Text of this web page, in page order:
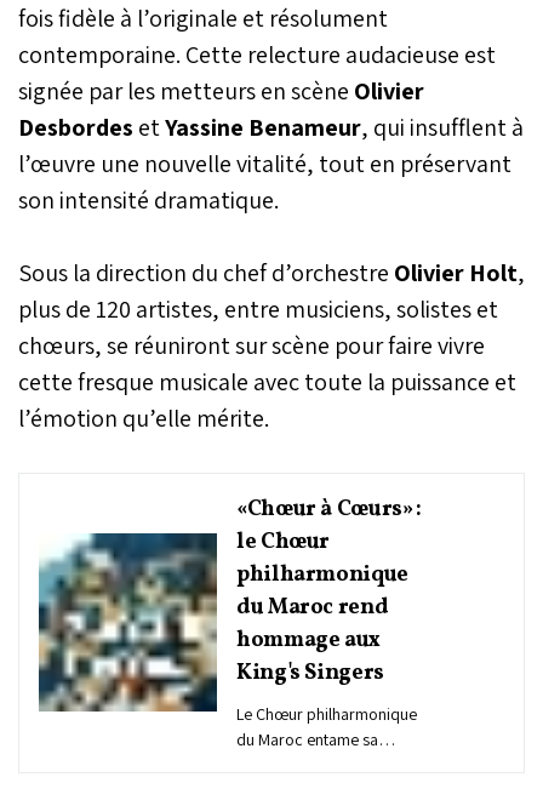
fois fidèle à l’originale et résolument
contemporaine. Cette relecture audacieuse est
signée par les metteurs en scène Olivier
Desbordes etYassine Benameur, qui insufflent à
l’œuvre une nouvelle vitalité, tout en préservant
son intensité dramatique.
Sous la direction du chef d’orchestre Olivier Holt,
plus de 120 artistes, entre musiciens, solistes et
chœurs, se réuniront sur scène pour faire vivre
cette fresque musicale avec toute la puissance et
l’émotion qu’elle mérite.
«Chœur à Cœurs» :
le Chœur
philharmonique
du Maroc rend
hommage aux
King's Singers
Le Chœur philharmonique
du Maroc entame sa